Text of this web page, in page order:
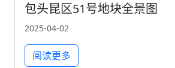
包头昆区51号地块全景图
2025-04-02
阅读更多